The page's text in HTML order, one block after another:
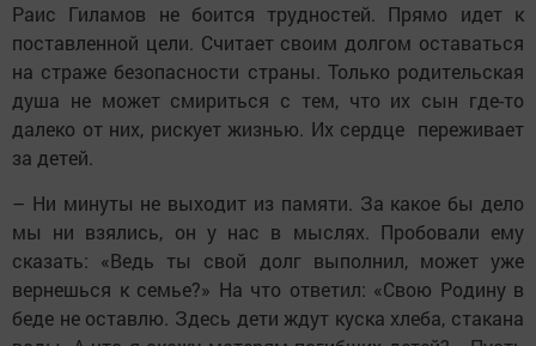
Раис Гиламов не боится трудностей. Прямо идет к
поставленной цели. Считает своим долгом оставаться
на страже безопасности страны. Только родительская
душа не может смириться с тем, что их сын где-то
далеко от них, рискует жизнью. Их сердце переживает
за детей.
– Ни минуты не выходит из памяти. За какое бы дело
мы ни взялись, он у нас в мыслях. Пробовали ему
сказать: «Ведь ты свой долг выполнил, может уже
вернешься к семье?» На что ответил: «Свою Родину в
беде не оставлю. Здесь дети ждут куска хлеба, стакана